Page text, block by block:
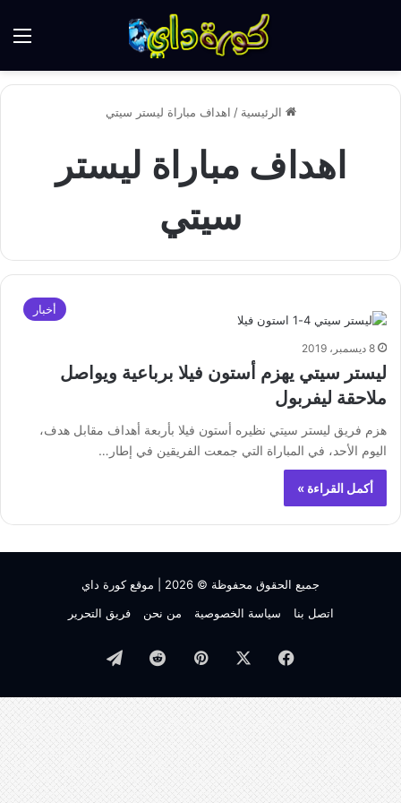
الرئيسية / اهداف مباراة ليستر سيتي
اهداف مباراة ليستر
سيتي
أخبار
8 ديسمبر، 2019
ليستر سيتي يهزم أستون فيلا برباعية ويواصل
ملاحقة ليفربول
هزم فريق ليستر سيتي نظيره أستون فيلا بأربعة أهداف مقابل هدف،
اليوم الأحد، في المباراة التي جمعت الفريقين في إطار…
أكمل القراءة »
جميع الحقوق محفوظة © 2026 |
موقع كورة داي
اتصل بنا
سياسة الخصوصية من نحن فريق التحرير
فيسبوك بينتيريست تيلقرام